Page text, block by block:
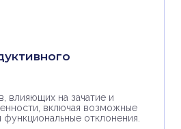
влияющих на зачатие и
включая возможные
отклонения.